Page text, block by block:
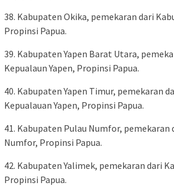
38. Kabupaten Okika, pemekaran dari
Propinsi Papua.
39. Kabupaten Yapen Barat Utara,
Kepualaun Yapen, Propinsi Papua.
40. Kabupaten Yapen Timur, pemekaran
Kepualauan Yapen, Propinsi Papua.
41. Kabupaten Pulau Numfor, pemekaran
Numfor, Propinsi Papua.
42. Kabupaten Yalimek, pemekaran dari
Propinsi Papua.